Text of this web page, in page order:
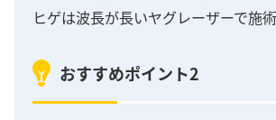
ヒゲは波長が長いヤグレーザーで施術
おすすめポイント2